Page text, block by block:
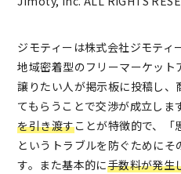
ジモティーは株式会社ジモティ
地域密着型のフリーマーケット
譲りたい人が掲示板に投稿し
てもらうことで交渉が成立しま
を引き渡すことが特徴的で、「
というトラブルを防ぐために
す。また基本的に手数料が発生